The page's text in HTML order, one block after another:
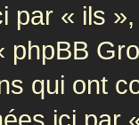
par « ils
phpBB
qui ont